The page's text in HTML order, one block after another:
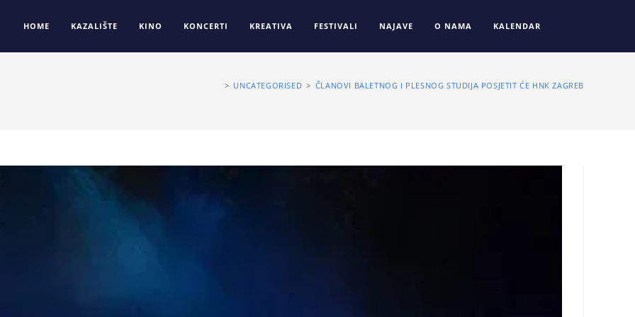
HOME KAZALIŠTE KINO KONCERTI KREATIVA FESTIVALI NAJAVE O NAMA KALENDAR
> UNCATEGORISED > ČLANOVI BALETNOG I PLESNOG STUDIJA POSJETIT ĆE HNK ZAGREB